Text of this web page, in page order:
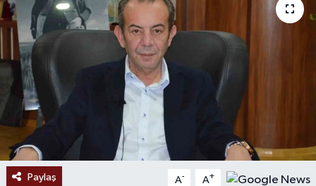
Paylaş A- A+